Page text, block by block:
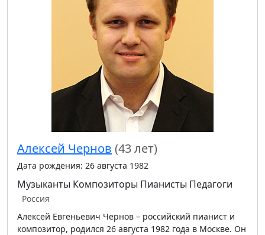
Алексей Чернов (43 лет)
Дата рождения: 26 августа 1982
Музыканты Композиторы Пианисты Педагоги
Россия
Алексей Евгеньевич Чернов – российский пианист и
композитор, родился 26 августа 1982 года в Москве. Он